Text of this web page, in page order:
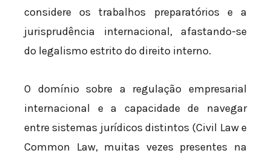
considere os trabalhos preparatórios e a
jurisprudência internacional, afastando-se
do legalismo estrito do direito interno.
O domínio sobre a regulação empresarial
internacional e a capacidade de navegar
entre sistemas jurídicos distintos (Civil Law e
Common Law, muitas vezes presentes na